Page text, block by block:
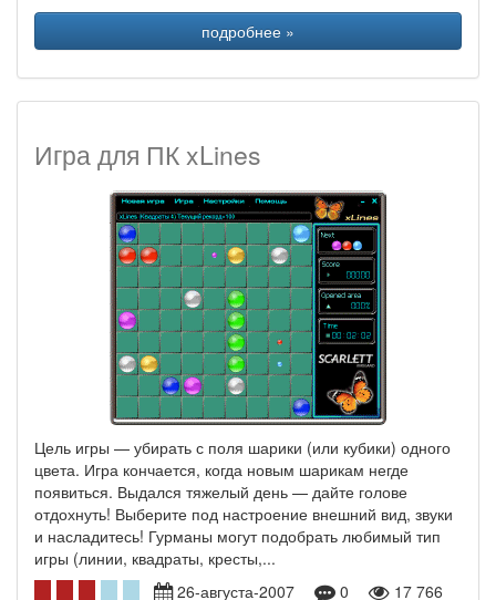
подробнее »
Игра для ПК xLines
Цель игры — убирать с поля шарики (или кубики) одного
цвета. Игра кончается, когда новым шарикам негде
появиться. Выдался тяжелый день — дайте голове
отдохнуть! Выберите под настроение внешний вид, звуки
и насладитесь! Гурманы могут подобрать любимый тип
игры (линии, квадраты, кресты,...
26-августа-2007
0 17 766